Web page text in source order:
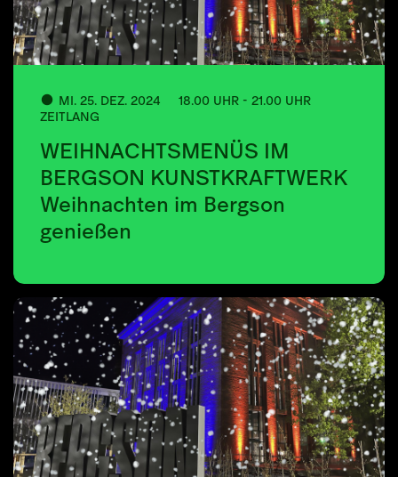
MI. 25. DEZ. 2024
18.00 UHR - 21.00 UHR
ZEITLANG
WEIHNACHTSMENÜS IM
BERGSON KUNSTKRAFTWERK
Weihnachten im Bergson
genießen